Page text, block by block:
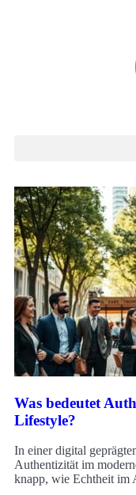
Was bedeutet
Lifestyle?
In einer digital
Authentizität im
knapp, wie Echtheit im